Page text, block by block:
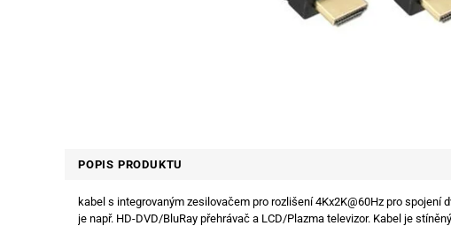
POPIS PRODUKTU
kabel s integrovaným zesilovačem pro rozlišení 4Kx2K@60Hz pro
je např. HD-DVD/BluRay přehrávač a LCD/Plazma televizor. Kabel je